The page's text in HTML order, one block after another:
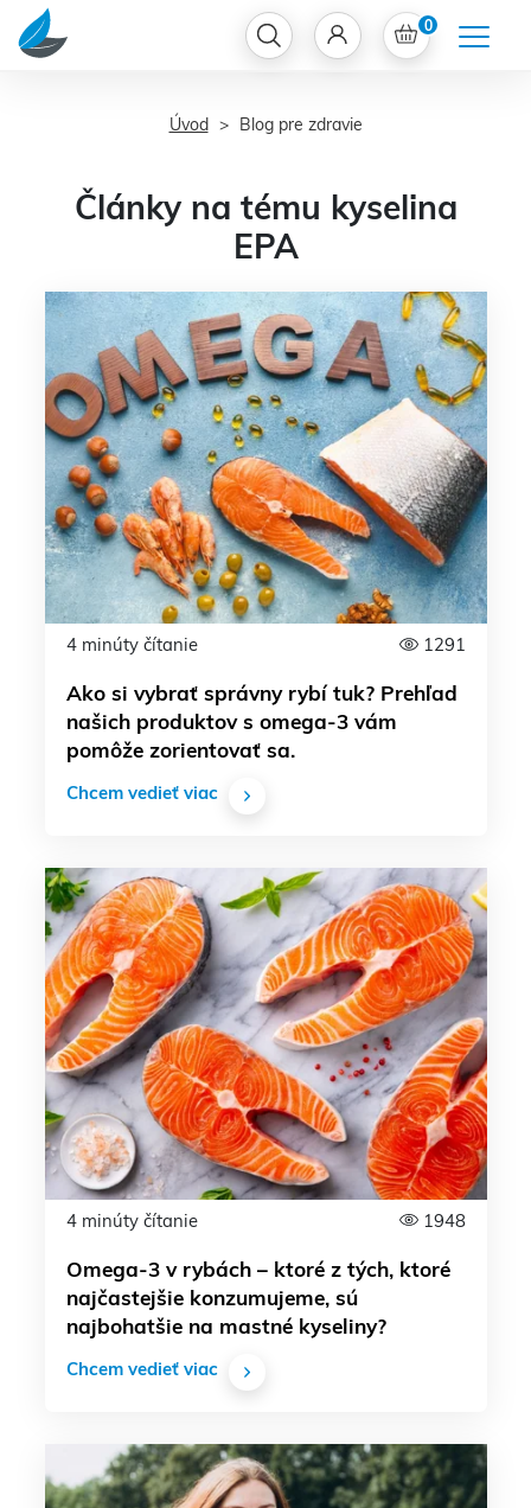
0
Úvod Blog pre zdravie
Články na tému kyselina
EPA
4 minúty čítanie 1291
Ako si vybrať správny rybí tuk? Prehľad
našich produktov s omega-3 vám
pomôže zorientovať sa.
Chcem vedieť viac
4 minúty čítanie 1948
Omega-3 v rybách – ktoré z tých, ktoré
najčastejšie konzumujeme, sú
najbohatšie na mastné kyseliny?
Chcem vedieť viac